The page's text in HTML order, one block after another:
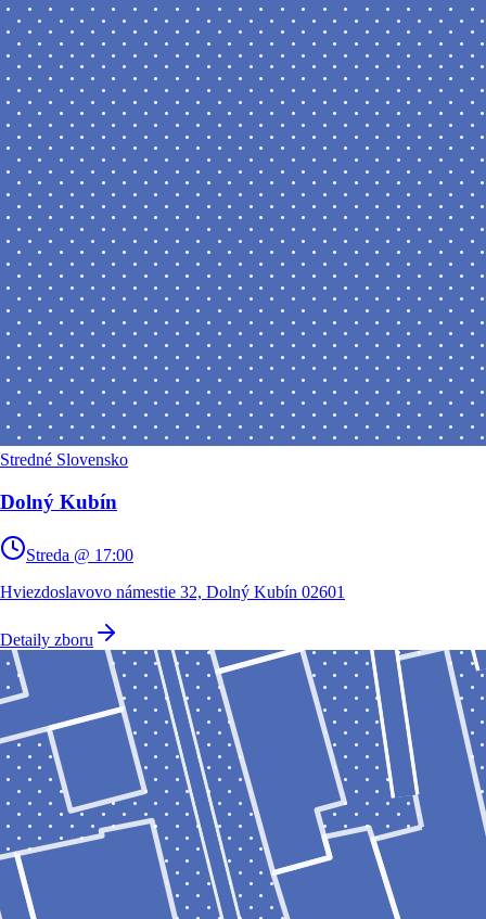
Stredné Slovensko
Dolný Kubín
Streda @ 17:00
Hviezdoslavovo námestie 32, Dolný Kubín 02601
Detaily zboru